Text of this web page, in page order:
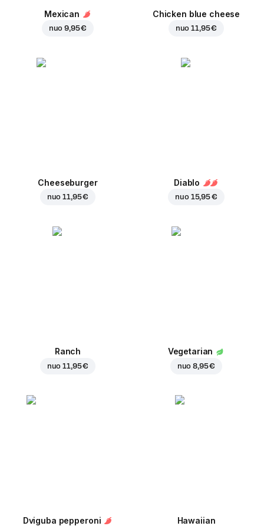
Mexican
nuo9,95 €
Chicken blue cheese
nuo11,95 €
Cheeseburger
nuo11,95 €
Diablo
nuo 15,95 €
Ranch
nuo11,95 €
Vegetarian
nuo8,95 €
Dviguba pepperoni Hawaiian